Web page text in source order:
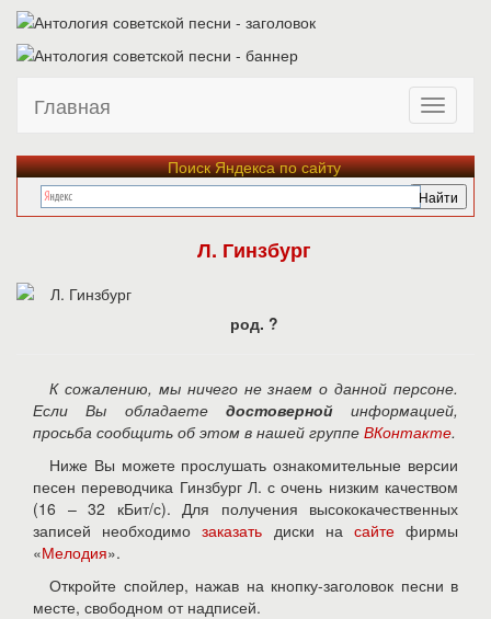
Главная
Поиск Яндекса по сайту
Л. Гинзбург
род. ?
К сожалению, мы ничего не знаем о данной персоне.
Если Вы обладаете достовернойинформацией,
просьба сообщить об этом в нашей группе ВКонтакте.
Ниже Вы можете прослушать ознакомительные версии
песен переводчика Гинзбург Л. с очень низким качеством
(16 – 32 кБит/с). Для получения высококачественных
записей необходимозаказать диски на сайтефирмы
«Мелодия».
Откройте спойлер, нажав на кнопку-заголовок песни в
месте, свободном от надписей.